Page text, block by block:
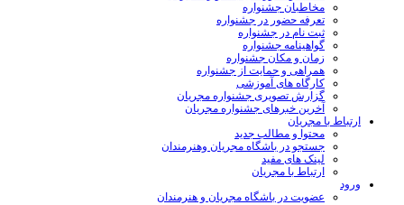
مخاطبان جشنواره
تعرفه حضور در جشنواره
ثبت نام در جشنواره
گواهینامه جشنواره
زمان و مکان جشنواره
همراهی و حمایت از جشنواره
کارگاه های آموزشی
گزارش تصویری جشنواره مجریان
آخرین خبرهای جشنواره مجریان
ارتباط با مجریان
محتوا و مطالب جدید
جستجو در باشگاه مجریان وهنرمندان
لینک های مفید
ارتباط با مجریان
ورود
عضویت در باشگاه مجریان و هنرمندان